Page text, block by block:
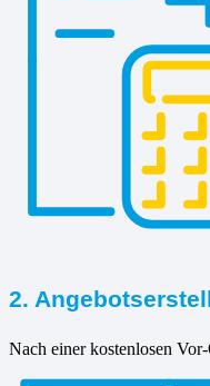
2.
Nach einer kostenlosen